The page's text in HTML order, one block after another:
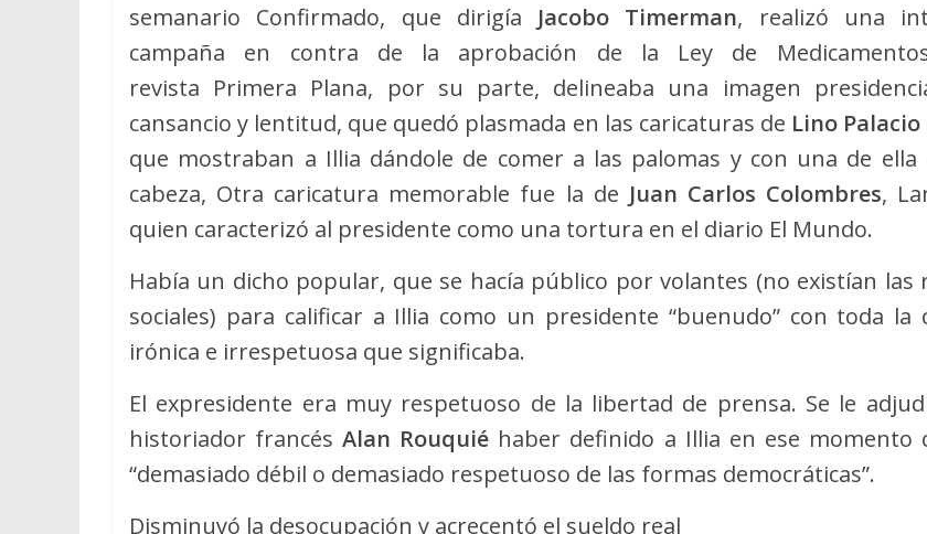
semanario Confirmado, que dirigía Jacobo Timerman, realizó una
campaña en contra de la aprobación de la Ley de
revista Primera Plana, por su parte, delineaba una imagen
cansancio y lentitud, que quedó plasmada en las caricaturas de Lino Palacio
que mostraban a Illia dándole de comer a las palomas y con una de ella
cabeza, Otra caricatura memorable fue la de Juan Carlos Colombres,
quien caracterizó al presidente como una tortura en el diario El Mundo.
Había un dicho popular, que se hacía público por volantes (no existían las
sociales) para calificar a Illia como un presidente “buenudo” con toda la
irónica e irrespetuosa que significaba.
El expresidente era muy respetuoso de la libertad de prensa. Se le
historiador francésAlan Rouquié haber definido a Illia en ese momento
“demasiado débil o demasiado respetuoso de las formas democráticas”.
Disminuyó la desocupación y acrecentó el sueldo real